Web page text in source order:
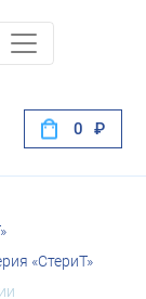
0
«СтериТ»